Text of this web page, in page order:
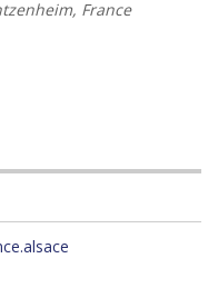
France